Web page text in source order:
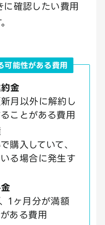
確認したい費用
能性がある費用
金
月以外に解約し
ことがある費用
購入していて、
る場合に発生す
1ヶ月分が満額
ある費用